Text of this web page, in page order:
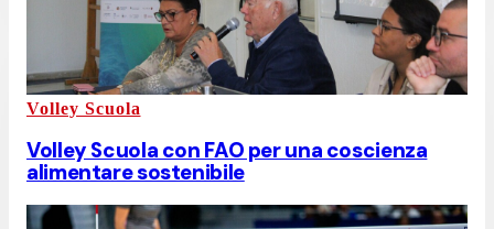
Volley Scuola
Volley Scuola con FAO per una coscienza
alimentare sostenibile